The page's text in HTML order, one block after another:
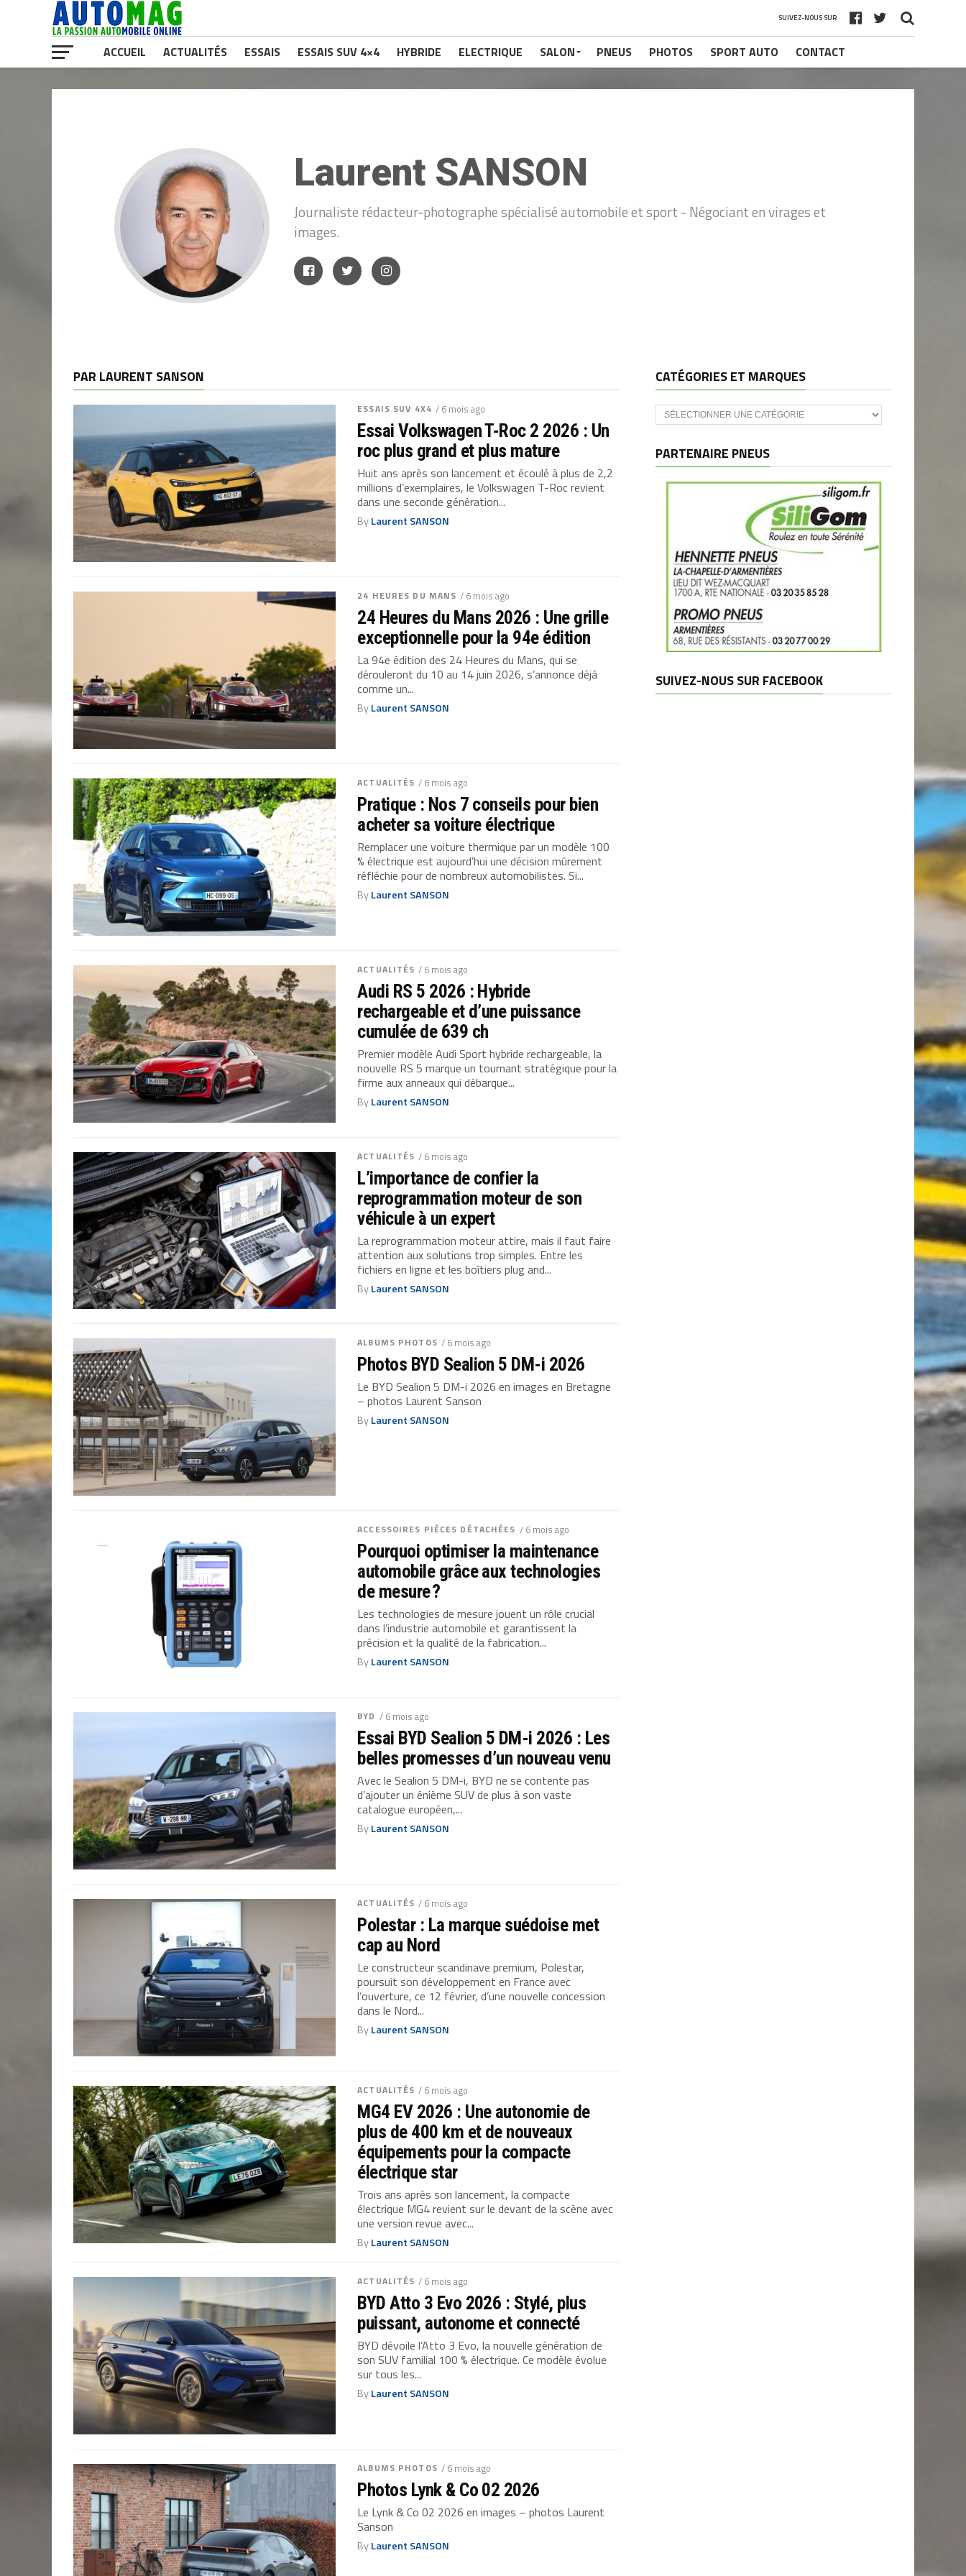
SUIVEZ-NOUS SUR
ACCUEIL ACTUALITÉS ESSAIS ESSAIS SUV 4×4 HYBRIDE ELECTRIQUE SALON PNEUS PHOTOS SPORT AUTO CONTACT
Laurent SANSON
Journaliste rédacteur-photographe spécialisé automobile et sport - Négociant en virages et
images.
PAR LAURENT SANSON
ESSAIS SUV 4X4 / 6 mois ago
Essai Volkswagen T-Roc 2 2026 : Un
roc plus grand et plus mature
Huit ans après son lancement et écoulé à plus de 2,2
millions d’exemplaires, le Volkswagen T-Roc revient
dans une seconde génération...
ByLaurent SANSON
24 HEURES DU MANS / 6 mois ago
24 Heures du Mans 2026 : Une grille
exceptionnelle pour la 94e édition
La 94e édition des 24 Heures du Mans, qui se
dérouleront du 10 au 14 juin 2026, s’annonce déjà
comme un...
ByLaurent SANSON
ACTUALITÉS / 6 mois ago
Pratique : Nos 7 conseils pour bien
acheter sa voiture électrique
Remplacer une voiture thermique par un modèle 100
% électrique est aujourd’hui une décision mûrement
réfléchie pour de nombreux automobilistes. Si...
ByLaurent SANSON
ACTUALITÉS / 6 mois ago
Audi RS 5 2026 : Hybride
rechargeable et d’une puissance
cumulée de 639 ch
Premier modèle Audi Sport hybride rechargeable, la
nouvelle RS 5 marque un tournant stratégique pour la
firme aux anneaux qui débarque...
ByLaurent SANSON
ACTUALITÉS / 6 mois ago
L’importance de confier la
reprogrammation moteur de son
véhicule à un expert
La reprogrammation moteur attire, mais il faut faire
attention aux solutions trop simples. Entre les
fichiers en ligne et les boîtiers plug and...
ByLaurent SANSON
ALBUMS PHOTOS / 6 mois ago
Photos BYD Sealion 5 DM-i 2026
Le BYD Sealion 5 DM-i 2026 en images en Bretagne
– photos Laurent Sanson
ByLaurent SANSON
ACCESSOIRES PIÈCES DÉTACHÉES / 6 mois ago
Pourquoi optimiser la maintenance
automobile grâce aux technologies
de mesure ?
Les technologies de mesure jouent un rôle crucial
dans l’industrie automobile et garantissent la
précision et la qualité de la fabrication...
ByLaurent SANSON
BYD / 6 mois ago
Essai BYD Sealion 5 DM-i 2026 : Les
belles promesses d’un nouveau venu
Avec le Sealion 5 DM-i, BYD ne se contente pas
d’ajouter un énième SUV de plus à son vaste
catalogue européen,...
ByLaurent SANSON
ACTUALITÉS / 6 mois ago
Polestar : La marque suédoise met
cap au Nord
Le constructeur scandinave premium, Polestar,
poursuit son développement en France avec
l’ouverture, ce 12 février, d’une nouvelle concession
dans le Nord...
ByLaurent SANSON
ACTUALITÉS / 6 mois ago
MG4 EV 2026 : Une autonomie de
plus de 400 km et de nouveaux
équipements pour la compacte
électrique star
Trois ans après son lancement, la compacte
électrique MG4 revient sur le devant de la scène avec
une version revue avec...
ByLaurent SANSON
ACTUALITÉS / 6 mois ago
BYD Atto 3 Evo 2026 : Stylé, plus
puissant, autonome et connecté
BYD dévoile l’Atto 3 Evo, la nouvelle génération de
son SUV familial 100 % électrique. Ce modèle évolue
sur tous les...
ByLaurent SANSON
ALBUMS PHOTOS / 6 mois ago
Photos Lynk & Co 02 2026
Le Lynk & Co 02 2026 en images – photos Laurent
Sanson
ByLaurent SANSON
CATÉGORIES ET MARQUES
Catégories
et
PARTENAIRE PNEUS
SUIVEZ-NOUS SUR FACEBOOK